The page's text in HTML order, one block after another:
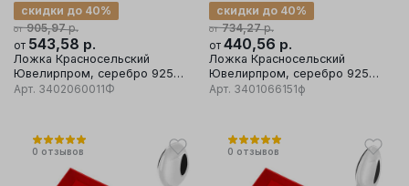
от 905,97р.
скидки до 40%
от 543,58 р.
Ложка Красносельский
Ювелирпром, серебро 925
проба
Арт. 3402060011Ф
от 734,27р.
скидки до 40%
от 440,56 р.
Ложка Красносельский
Ювелирпром, серебро 925
проба
Арт. 3401066151ф
0 отзывов 0 отзывов